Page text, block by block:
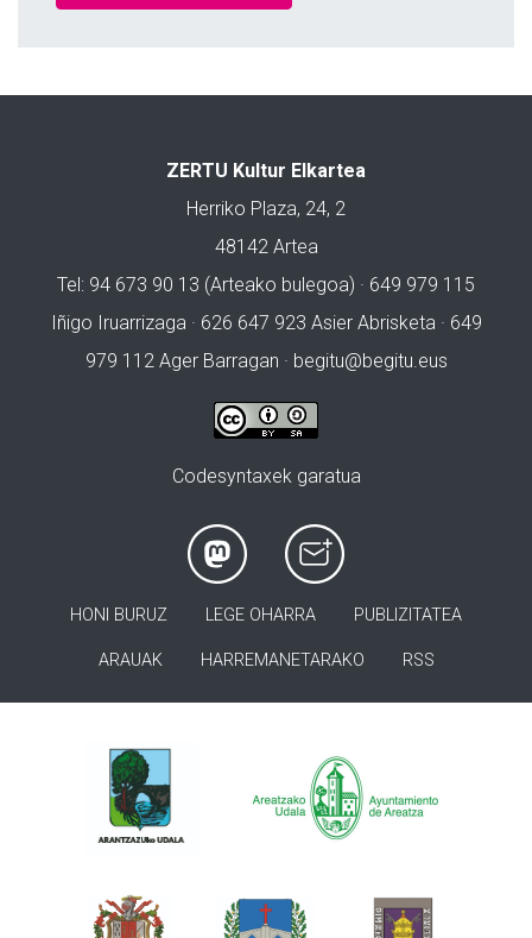
ZERTU Kultur Elkartea
Herriko Plaza, 24, 2
48142 Artea
Tel: 94 673 90 13 (Arteako bulegoa) · 649 979 115
Iñigo Iruarrizaga · 626 647 923 Asier Abrisketa · 649
979 112 Ager Barragan · begitu@begitu.eus
Codesyntaxek garatua
HONI BURUZ LEGE OHARRA PUBLIZITATEA
ARAUAK HARREMANETARAKO RSS